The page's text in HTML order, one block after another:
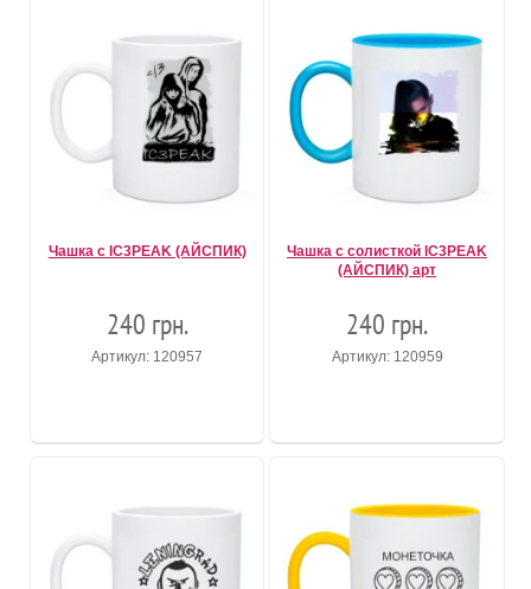
Чашка с IC3PEAK (АЙСПИК)
240 грн.
Артикул: 120957
Чашка с солисткой IC3PEAK
(АЙСПИК) арт
240 грн.
Артикул: 120959